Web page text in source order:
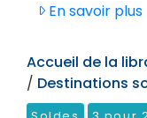
En savoir plus
Accueil de la
/ Destinations